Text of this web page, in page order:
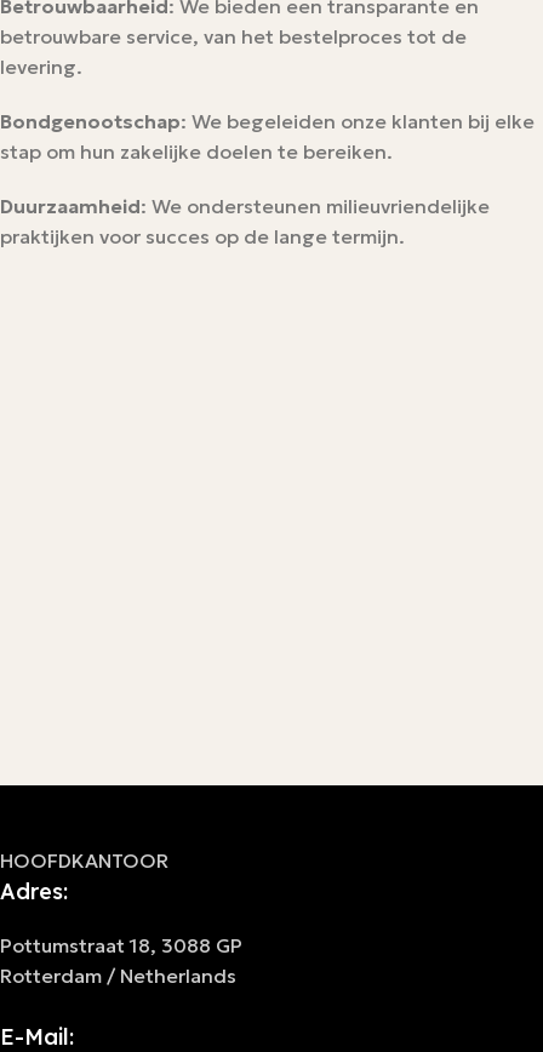
Betrouwbaarheid: We bieden een transparante en
betrouwbare service, van het bestelproces tot de
levering.
Bondgenootschap: We begeleiden onze klanten bij elke
stap om hun zakelijke doelen te bereiken.
Duurzaamheid: We ondersteunen milieuvriendelijke
praktijken voor succes op de lange termijn.
HOOFDKANTOOR
Adres:
Pottumstraat 18, 3088 GP
Rotterdam / Netherlands
E-Mail: